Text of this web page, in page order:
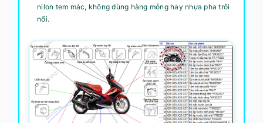
nilon tem mác, không dùng hàng mỏng hay nhựa pha trôi
nổi.